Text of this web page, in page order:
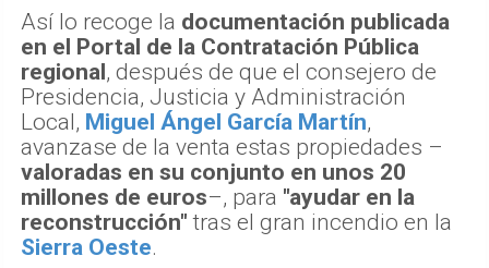
Así lo recoge la documentación publicada
en el Portal de la Contratación Pública
regional, después de que el consejero de
Presidencia, Justicia y Administración
Local, Miguel Ángel García Martín,
avanzase de la venta estas propiedades –
valoradas en su conjunto en unos 20
millones de euros–, para "ayudar en la
reconstrucción" tras el gran incendio en la
Sierra Oeste.